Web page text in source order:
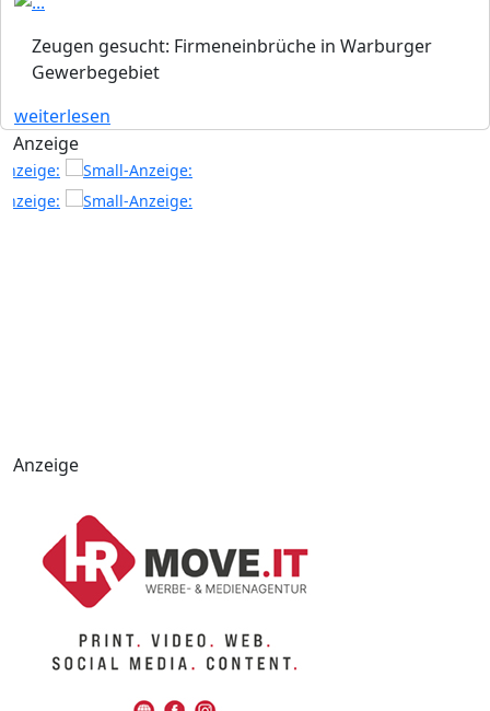
Zeugen gesucht: Firmeneinbrüche in Warburger
Gewerbegebiet
weiterlesen
Anzeige
Anzeige